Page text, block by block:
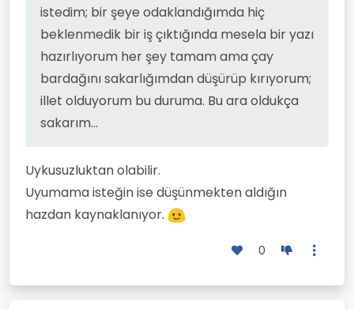
istedim; bir şeye odaklandığımda hiç
beklenmedik bir iş çıktığında mesela bir yazı
hazırlıyorum her şey tamam ama çay
bardağını sakarlığımdan düşürüp kırıyorum;
illet olduyorum bu duruma. Bu ara oldukça
sakarım...
Uykusuzluktan olabilir.
Uyumama isteğin ise düşünmekten aldığın
hazdan kaynaklanıyor.
0